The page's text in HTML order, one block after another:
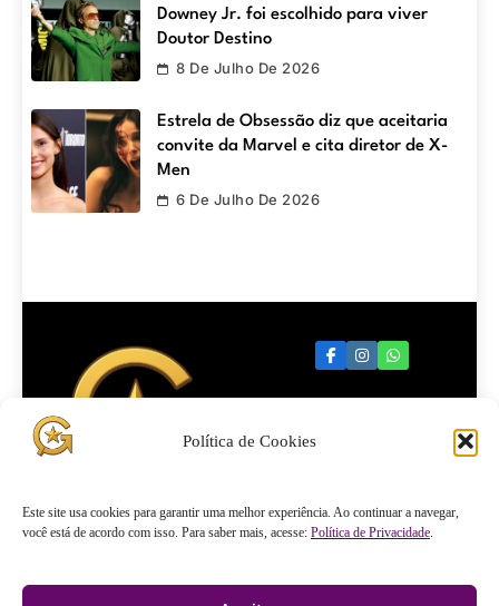
Política de Cookies
Este site usa cookies para garantir uma melhor experiência. Ao continuar a navegar,
você está de acordo com isso. Para saber mais, acesse: Política de Privacidade.
Downey Jr. foi escolhido para viver
Doutor Destino
8 De Julho De 2026
Estrela de Obsessão diz que aceitaria
convite da Marvel e cita diretor de X-
Men
6 De Julho De 2026
Quartel